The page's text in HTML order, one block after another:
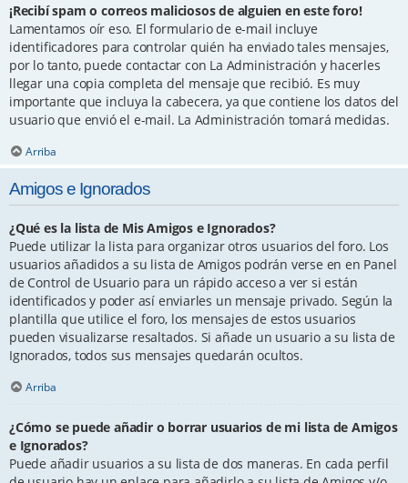
¡Recibí spam o correos maliciosos de alguien en este foro!
Lamentamos oír eso. El formulario de e-mail incluye
identificadores para controlar quién ha enviado tales mensajes,
por lo tanto, puede contactar con La Administración y hacerles
llegar una copia completa del mensaje que recibió. Es muy
importante que incluya la cabecera, ya que contiene los datos del
usuario que envió el e-mail. La Administración tomará medidas.
Arriba
Amigos e Ignorados
¿Qué es la lista de Mis Amigos e Ignorados?
Puede utilizar la lista para organizar otros usuarios del foro. Los
usuarios añadidos a su lista de Amigos podrán verse en en Panel
de Control de Usuario para un rápido acceso a ver si están
identificados y poder así enviarles un mensaje privado. Según la
plantilla que utilice el foro, los mensajes de estos usuarios
pueden visualizarse resaltados. Si añade un usuario a su lista de
Ignorados, todos sus mensajes quedarán ocultos.
Arriba
¿Cómo se puede añadir o borrar usuarios de mi lista de Amigos
e Ignorados?
Puede añadir usuarios a su lista de dos maneras. En cada perfil